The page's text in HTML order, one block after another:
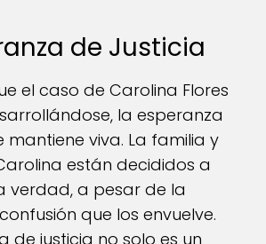
de Justicia
el caso de Carolina Flores
la esperanza
mantiene viva. La familia y
están decididos a
verdad, a pesar de la
que los envuelve.
de justicia no solo es un